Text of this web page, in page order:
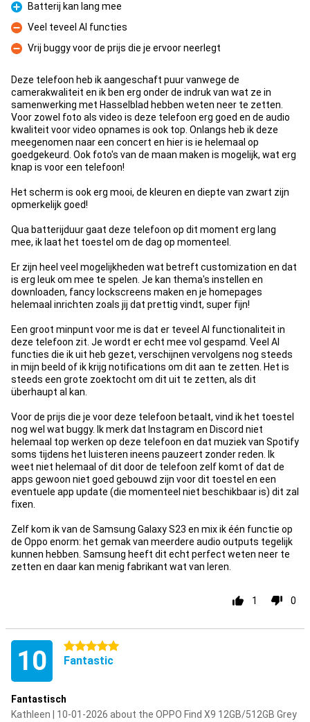
Pro
Batterij kan lang mee
Con
Veel teveel AI functies
Con
Vrij buggy voor de prijs die je ervoor neerlegt
Deze telefoon heb ik aangeschaft puur vanwege de
camerakwaliteit en ik ben erg onder de indruk van wat ze in
samenwerking met Hasselblad hebben weten neer te zetten.
Voor zowel foto als video is deze telefoon erg goed en de audio
kwaliteit voor video opnames is ook top. Onlangs heb ik deze
meegenomen naar een concert en hier is ie helemaal op
goedgekeurd. Ook foto's van de maan maken is mogelijk, wat erg
knap is voor een telefoon!
Het scherm is ook erg mooi, de kleuren en diepte van zwart zijn
opmerkelijk goed!
Qua batterijduur gaat deze telefoon op dit moment erg lang
mee, ik laat het toestel om de dag op momenteel.
Er zijn heel veel mogelijkheden wat betreft customization en dat
is erg leuk om mee te spelen. Je kan thema's instellen en
downloaden, fancy lockscreens maken en je homepages
helemaal inrichten zoals jij dat prettig vindt, super fijn!
Een groot minpunt voor me is dat er teveel AI functionaliteit in
deze telefoon zit. Je wordt er echt mee vol gespamd. Veel AI
functies die ik uit heb gezet, verschijnen vervolgens nog steeds
in mijn beeld of ik krijg notifications om dit aan te zetten. Het is
steeds een grote zoektocht om dit uit te zetten, als dit
überhaupt al kan.
Voor de prijs die je voor deze telefoon betaalt, vind ik het toestel
nog wel wat buggy. Ik merk dat Instagram en Discord niet
helemaal top werken op deze telefoon en dat muziek van Spotify
soms tijdens het luisteren ineens pauzeert zonder reden. Ik
weet niet helemaal of dit door de telefoon zelf komt of dat de
apps gewoon niet goed gebouwd zijn voor dit toestel en een
eventuele app update (die momenteel niet beschikbaar is) dit zal
fixen.
Zelf kom ik van de Samsung Galaxy S23 en mix ik één functie op
de Oppo enorm: het gemak van meerdere audio outputs tegelijk
kunnen hebben. Samsung heeft dit echt perfect weten neer te
zetten en daar kan menig fabrikant wat van leren.
1 0
10 5 stars
Fantastic
Fantastisch
Kathleen | 10-01-2026 about the OPPO Find X9 12GB/512GB Grey